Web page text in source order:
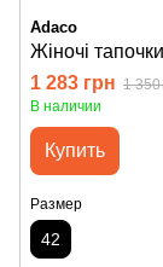
Adaco
Жіночі
1 283 грн 1 350
В наличии
Купить
Размер
42